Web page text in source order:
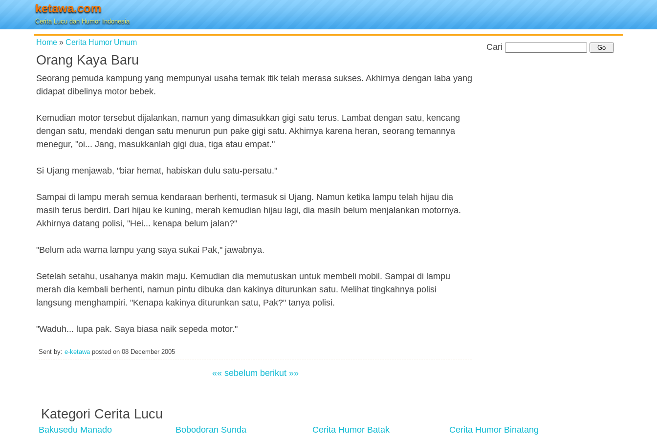
ketawa.com
Cerita Lucu dan Humor Indonesia
Home » Cerita Humor Umum
Orang Kaya Baru
Seorang pemuda kampung yang mempunyai usaha ternak itik telah merasa sukses. Akhirnya dengan laba yang
didapat dibelinya motor bebek.
Kemudian motor tersebut dijalankan, namun yang dimasukkan gigi satu terus. Lambat dengan satu, kencang
dengan satu, mendaki dengan satu menurun pun pake gigi satu. Akhirnya karena heran, seorang temannya
menegur, "oi... Jang, masukkanlah gigi dua, tiga atau empat."
Si Ujang menjawab, "biar hemat, habiskan dulu satu-persatu."
Sampai di lampu merah semua kendaraan berhenti, termasuk si Ujang. Namun ketika lampu telah hijau dia
masih terus berdiri. Dari hijau ke kuning, merah kemudian hijau lagi, dia masih belum menjalankan motornya.
Akhirnya datang polisi, "Hei... kenapa belum jalan?"
"Belum ada warna lampu yang saya sukai Pak," jawabnya.
Setelah setahu, usahanya makin maju. Kemudian dia memutuskan untuk membeli mobil. Sampai di lampu
merah dia kembali berhenti, namun pintu dibuka dan kakinya diturunkan satu. Melihat tingkahnya polisi
langsung menghampiri. "Kenapa kakinya diturunkan satu, Pak?" tanya polisi.
"Waduh... lupa pak. Saya biasa naik sepeda motor."
Sent by: e-ketawaposted on 08 December 2005
«« sebelum berikut »»
Cari
Kategori Cerita Lucu
Bakusedu Manado Bobodoran Sunda Cerita Humor Batak Cerita Humor Binatang